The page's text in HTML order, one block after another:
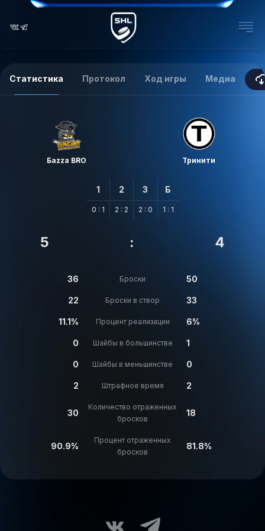
Статистика Протокол Ход игры Медиа
Баzzа BRO Тринити
1
0 : 1
2
2 : 2
3
2 : 0
Б
1 : 1
5 : 4
36 Броски 50
22 Броски в створ 33
11.1% Процент реализации 6%
0 Шайбы в большинстве 1
0 Шайбы в меньшинстве 0
2 Штрафное время 2
30
Количество отраженных
бросков
18
90.9%
Процент отраженных
бросков
81.8%